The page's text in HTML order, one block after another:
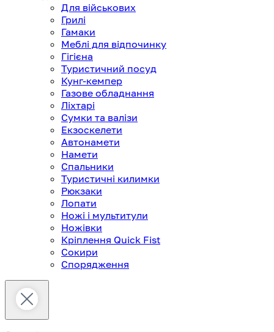
Для військових
Грилі
Гамаки
Меблі для відпочинку
Гігієна
Туристичний посуд
Кунг-кемпер
Газове обладнання
Ліхтарі
Сумки та валізи
Екзоскелети
Автонамети
Намети
Спальники
Туристичні килимки
Рюкзаки
Лопати
Ножі і мультитули
Ножівки
Кріплення Quick Fist
Сокири
Спорядження